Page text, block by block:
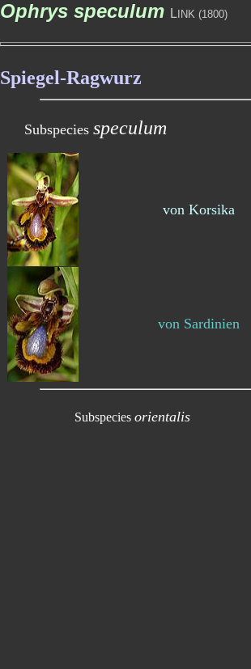
Ophrys speculum LINK (1800)
Spiegel-Ragwurz
Subspecies speculum
von Korsika
von Sardinien
Subspecies orientalis